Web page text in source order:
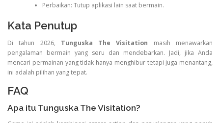
Perbaikan: Tutup aplikasi lain saat bermain.
Kata Penutup
Di tahun 2026, Tunguska The Visitation masih menawarkan
pengalaman bermain yang seru dan mendebarkan. Jadi, jika Anda
mencari permainan yang tidak hanya menghibur tetapi juga menantang,
ini adalah pilihan yang tepat.
FAQ
Apa itu Tunguska The Visitation?